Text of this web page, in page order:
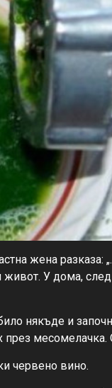
жена
У дома,
някъде и
през месомелачка.
червено вино.